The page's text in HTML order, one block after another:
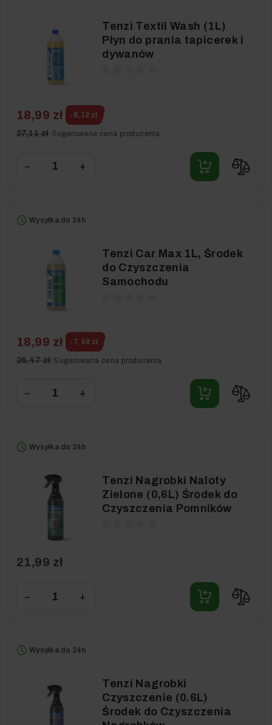
Tenzi Textil Wash (1L)
Płyn do prania tapicerek i
dywanów
18,99 zł -8,12 zł
27,11 zł Sugerowana cena producenta
− +
Wysyłka do 24h
Tenzi Car Max 1L, Środek
do Czyszczenia
Samochodu
18,99 zł -7,48 zł
26,47 zł Sugerowana cena producenta
− +
Wysyłka do 24h
Tenzi Nagrobki Naloty
Zielone (0,6L) Środek do
Czyszczenia Pomników
21,99 zł
− +
Wysyłka do 24h
Tenzi Nagrobki
Czyszczenie (0.6L)
Środek do Czyszczenia